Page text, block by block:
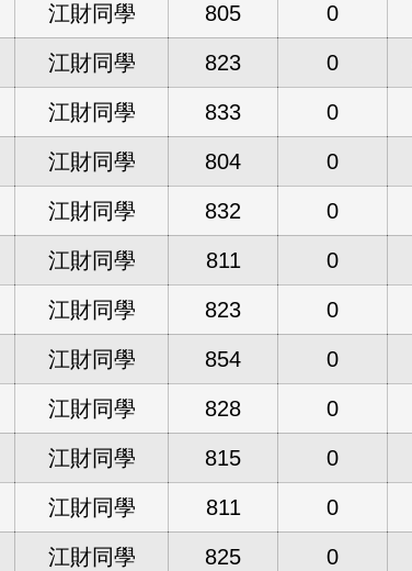
江財同學 805 0
江財同學 823 0
江財同學 833 0
江財同學 804 0
江財同學 832 0
江財同學 811 0
江財同學 823 0
江財同學 854 0
江財同學 828 0
江財同學 815 0
江財同學 811 0
江財同學 825 0